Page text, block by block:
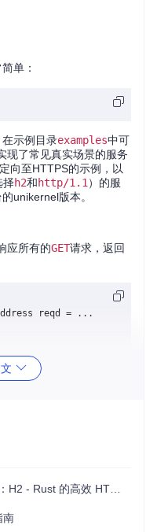
单：
在示例目录examples中可
现了常见真实场景的服务
向至HTTPS的示例，以
择h2和http/1.1 ）的服
unikernel版本。
应所有的GET请求，返回
reqd = ...
?request:_ _error
*)
ADDR_INET
的高效 HTTP/2 实现库
南